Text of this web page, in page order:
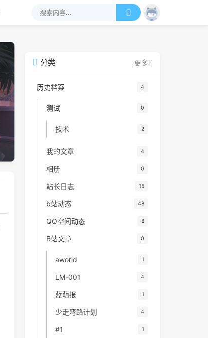
分类 更多
历史档案 4
测试 0
技术 2
我的文章 4
相册 0
站长日志 15
b站动态 48
QQ空间动态 8
B站文章 0
aworld 1
LM-001 4
蓝萌报 1
少走弯路计划 4
#1 1